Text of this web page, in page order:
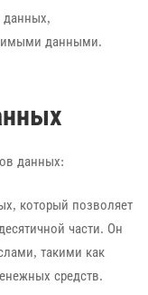
данных,
данными.
данных:
который позволяет
части. Он
такими как
средств.